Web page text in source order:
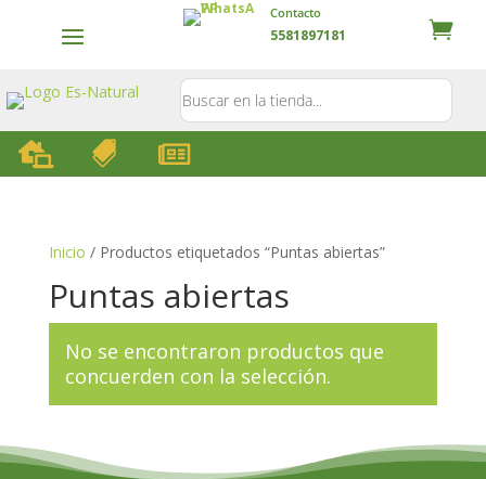
Contacto
5581897181
  
Inicio / Productos etiquetados “Puntas abiertas”
Puntas abiertas
No se encontraron productos que
concuerden con la selección.